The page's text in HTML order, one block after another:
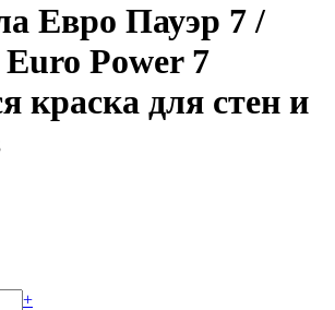
Евро Пауэр 7 /
Power 7
краска для стен и
+